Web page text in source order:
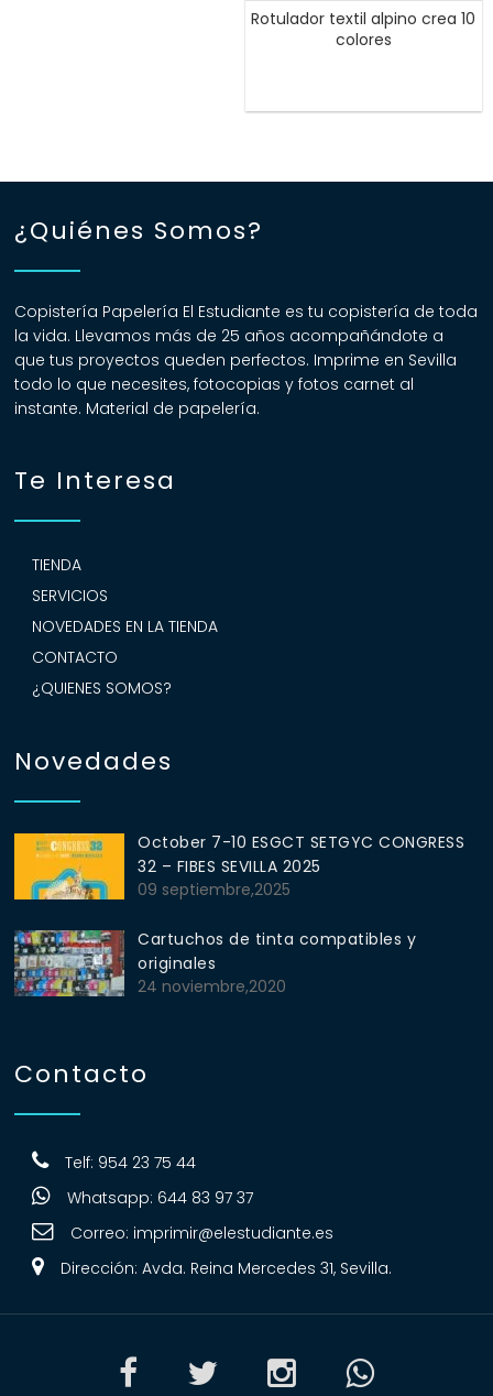
Rotulador textil alpino crea 10
colores
¿Quiénes Somos?
Copistería Papelería El Estudiante es tu copistería de toda
la vida. Llevamos más de 25 años acompañándote a
que tus proyectos queden perfectos. Imprime en Sevilla
todo lo que necesites, fotocopias y fotos carnet al
instante. Material de papelería.
Te Interesa
TIENDA
SERVICIOS
NOVEDADES EN LA TIENDA
CONTACTO
¿QUIENES SOMOS?
Novedades
October 7-10 ESGCT SETGYC CONGRESS
32 – FIBES SEVILLA 2025
09 septiembre,2025
Cartuchos de tinta compatibles y
originales
24 noviembre,2020
Contacto
Telf: 954 23 75 44
Whatsapp: 644 83 97 37
Correo: imprimir@elestudiante.es
Dirección: Avda. Reina Mercedes 31, Sevilla.